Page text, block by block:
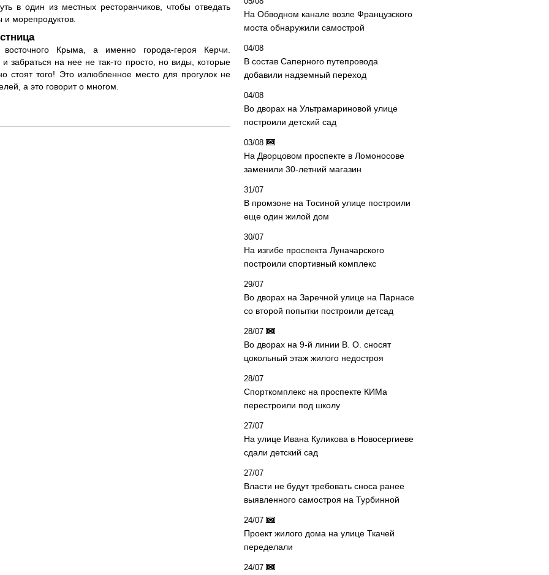
в один из местных ресторанчиков, чтобы отведать
морепродуктов.
восточного Крыма, а именно города-героя Керчи.
и забраться на нее не так-то просто, но виды, которые
стоят того! Это излюбленное место для прогулок не
а это говорит о многом.
На Обводном канале возле Французского
моста обнаружили самострой
04/08
В состав Саперного путепровода
добавили надземный переход
04/08
Во дворах на Ультрамариновой улице
построили детский сад
03/08
На Дворцовом проспекте в Ломоносове
заменили 30-летний магазин
31/07
В промзоне на Тосиной улице построили
еще один жилой дом
30/07
На изгибе проспекта Луначарского
построили спортивный комплекс
29/07
Во дворах на Заречной улице на Парнасе
со второй попытки построили детсад
28/07
Во дворах на 9-й линии В. О. сносят
цокольный этаж жилого недостроя
28/07
Спорткомплекс на проспекте КИМа
перестроили под школу
27/07
На улице Ивана Куликова в Новосергиеве
сдали детский сад
27/07
Власти не будут требовать сноса ранее
выявленного самостроя на Турбинной
24/07
Проект жилого дома на улице Ткачей
переделали
24/07